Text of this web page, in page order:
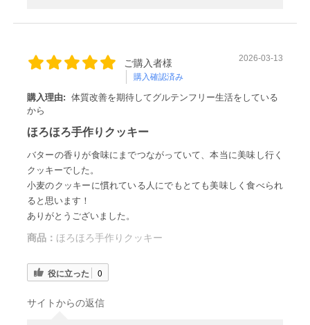
ご購入者様
購入確認済み
2026-03-13
購入理由: 体質改善を期待してグルテンフリー生活をしている
から
ほろほろ手作りクッキー
バターの香りが食味にまでつながっていて、本当に美味し行く
クッキーでした。
小麦のクッキーに慣れている人にでもとても美味しく食べられ
ると思います！
ありがとうございました。
商品： ほろほろ手作りクッキー
役に立った 0
サイトからの返信